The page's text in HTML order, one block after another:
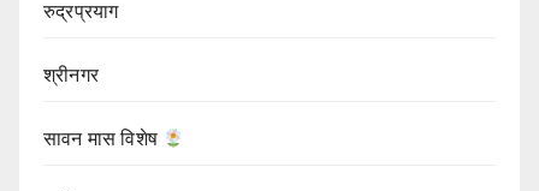
रुद्रप्रयाग
श्रीनगर
सावन मास विशेष